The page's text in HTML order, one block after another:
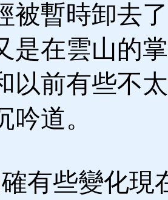
被暫時卸去
是在雲山的
以前有些不
吟道。
有些變化現